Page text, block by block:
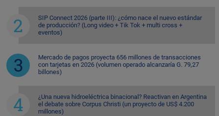
SIP Connect 2026 (parte III): ¿cómo nace el nuevo estándar
de producción? (Long video + Tik Tok + multi cross +
eventos)
Mercado de pagos proyecta 656 millones de transacciones
con tarjetas en 2026 (volumen operado alcanzaría G. 79,27
billones)
¿Una nueva hidroeléctrica binacional? Reactivan en Argentina
el debate sobre Corpus Christi (un proyecto de US$ 4.200
millones)